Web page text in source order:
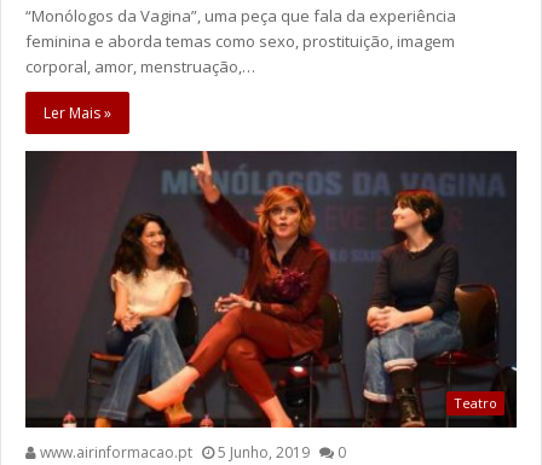
“Monólogos da Vagina”, uma peça que fala da experiência
feminina e aborda temas como sexo, prostituição, imagem
corporal, amor, menstruação,…
Ler Mais »
Teatro
www.airinformacao.pt 5 Junho, 2019 0